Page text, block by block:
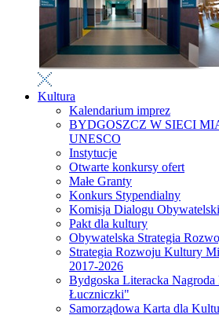
Kultura
Kalendarium imprez
BYDGOSZCZ W SIECI
UNESCO
Instytucje
Otwarte konkursy ofert
Małe Granty
Konkurs Stypendialny
Komisja Dialogu
Pakt dla kultury
Obywatelska Strategia
Strategia Rozwoju Kultury
2017-2026
Bydgoska Literacka Nagroda
Łuczniczki"
Samorządowa Karta dla